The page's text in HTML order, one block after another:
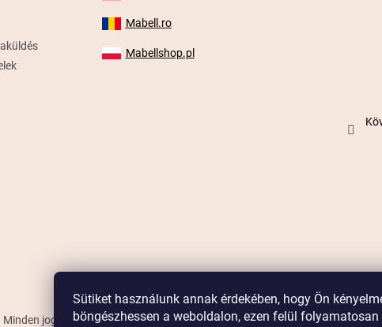
Sütiket használunk annak érdekében, hogy Ön
böngészhessen a weboldalon, ezen felül folyamatosan
Mabell.ro
Mabellshop.pl
Minden jog fenntartva.